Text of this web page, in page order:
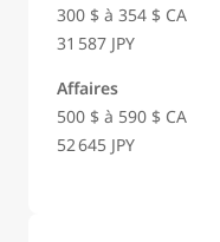
300 $ à 354 $ CA
31 587 JPY
Affaires
500 $ à 590 $ CA
52 645 JPY